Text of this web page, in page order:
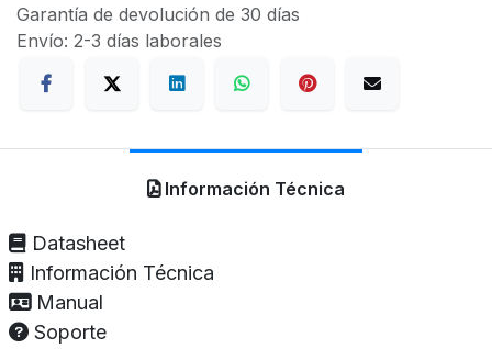
Garantía de devolución de 30 días
Envío: 2-3 días laborales
Información Técnica
Datasheet
Información Técnica
Manual
Soporte